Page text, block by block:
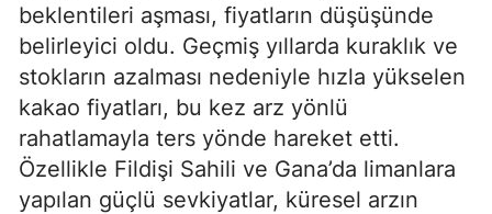
beklentileri aşması, fiyatların düşüşünde
belirleyici oldu. Geçmiş yıllarda kuraklık ve
stokların azalması nedeniyle hızla yükselen
kakao fiyatları, bu kez arz yönlü
rahatlamayla ters yönde hareket etti.
Özellikle Fildişi Sahili ve Gana’da limanlara
yapılan güçlü sevkiyatlar, küresel arzın